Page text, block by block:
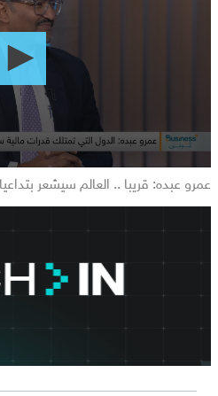
عمرو عبده: قريبا .. العالم سيشعر